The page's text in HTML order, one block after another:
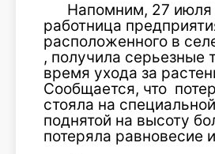
Напомним, 27 июля
работница
расположенного в
, получила серьезные
время ухода за
Сообщается, что
стояла на
поднятой на высоту
потеряла равновесие